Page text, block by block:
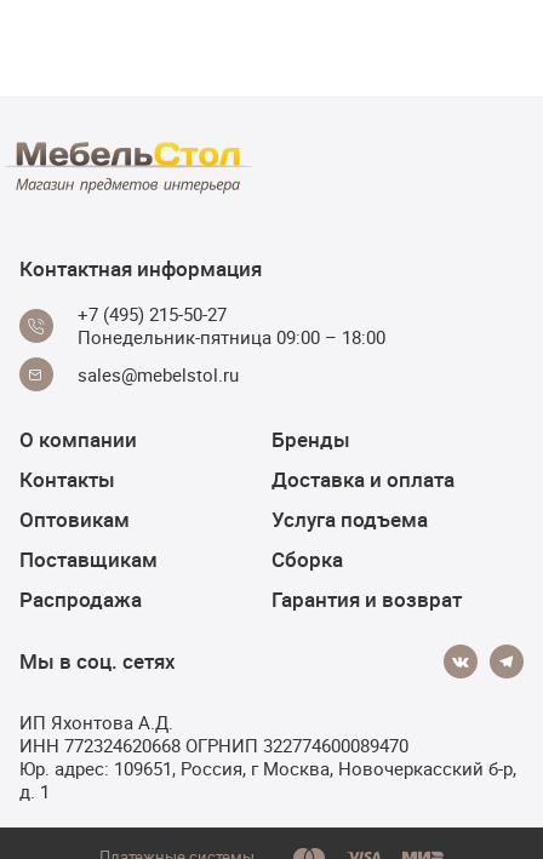
Контактная информация
+7 (495) 215-50-27
Понедельник-пятница 09:00 – 18:00
sales@mebelstol.ru
О компании
Контакты
Оптовикам
Поставщикам
Распродажа
Бренды
Доставка и оплата
Услуга подъема
Сборка
Гарантия и возврат
Мы в соц. сетях
ИП Яхонтова А.Д.
ИНН 772324620668 ОГРНИП 322774600089470
Юр. адрес: 109651, Россия, г Москва, Новочеркасский б-р,
д. 1